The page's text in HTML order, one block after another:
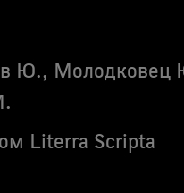
Ю., Молодковец
Literra Scripta